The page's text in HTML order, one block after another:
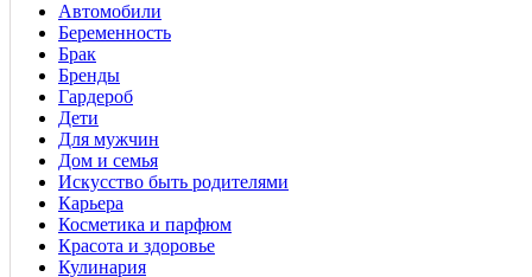
Автомобили
Беременность
Брак
Бренды
Гардероб
Дети
Для мужчин
Дом и семья
Искусство быть родителями
Карьера
Косметика и парфюм
Красота и здоровье
Кулинария